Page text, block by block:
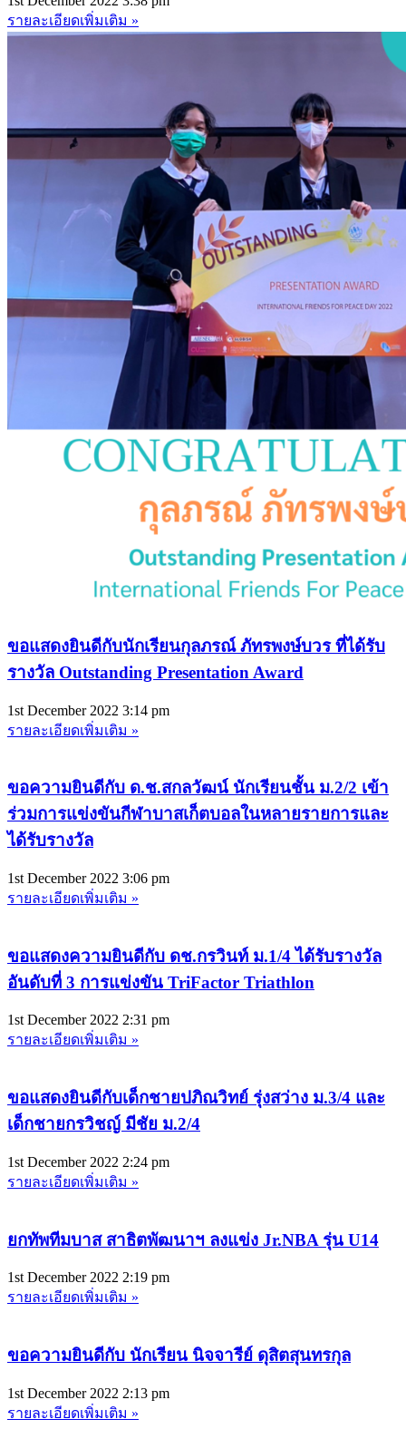
รายละเอียดเพิ่มเติม »
ขอแสดงยินดีกับนักเรียนกุลภรณ์ ภัทรพงษ์บวร ที่ได้รับ
รางวัล Outstanding Presentation Award
1st December 2022 3:14 pm
รายละเอียดเพิ่มเติม »
ขอความยินดีกับ ด.ช.สกลวัฒน์ นักเรียนชั้น ม.2/2 เข้า
ร่วมการแข่งขันกีฬาบาสเก็ตบอลในหลายรายการและ
ได้รับรางวัล
1st December 2022 3:06 pm
รายละเอียดเพิ่มเติม »
ขอแสดงความยินดีกับ ดช.กรวินท์ ม.1/4 ได้รับรางวัล
อันดับที่ 3 การแข่งขัน TriFactor Triathlon
1st December 2022 2:31 pm
รายละเอียดเพิ่มเติม »
ขอแสดงยินดีกับเด็กชายปภิณวิทย์ รุ่งสว่าง ม.3/4 และ
เด็กชายกรวิชญ์ มีชัย ม.2/4
1st December 2022 2:24 pm
รายละเอียดเพิ่มเติม »
ยกทัพทีมบาส สาธิตพัฒนาฯ ลงแข่ง Jr.NBA รุ่น U14
1st December 2022 2:19 pm
รายละเอียดเพิ่มเติม »
ขอความยินดีกับ นักเรียน นิจจารีย์ ดุสิตสุนทรกุล
1st December 2022 2:13 pm
รายละเอียดเพิ่มเติม »